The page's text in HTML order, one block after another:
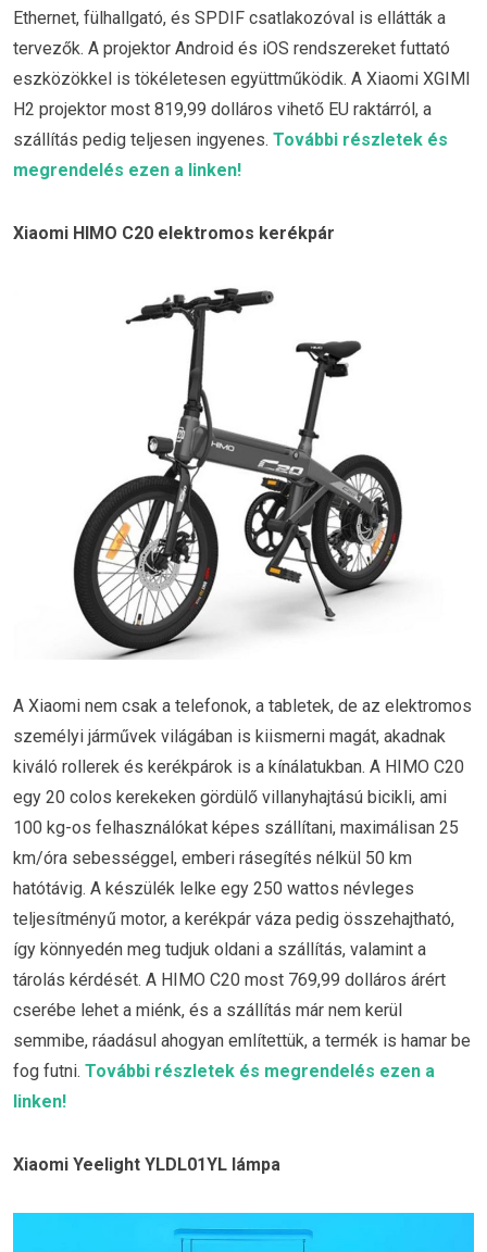
Ethernet, fülhallgató, és SPDIF csatlakozóval is ellátták a
tervezők. A projektor Android és iOS rendszereket futtató
eszközökkel is tökéletesen együttműködik. A Xiaomi XGIMI
H2 projektor most 819,99 dolláros vihető EU raktárról, a
szállítás pedig teljesen ingyenes. További részletek és
megrendelés ezen a linken!
Xiaomi HIMO C20 elektromos kerékpár
A Xiaomi nem csak a telefonok, a tabletek, de az elektromos
személyi járművek világában is kiismerni magát, akadnak
kiváló rollerek és kerékpárok is a kínálatukban. A HIMO C20
egy 20 colos kerekeken gördülő villanyhajtású bicikli, ami
100 kg-os felhasználókat képes szállítani, maximálisan 25
km/óra sebességgel, emberi rásegítés nélkül 50 km
hatótávig. A készülék lelke egy 250 wattos névleges
teljesítményű motor, a kerékpár váza pedig összehajtható,
így könnyedén meg tudjuk oldani a szállítás, valamint a
tárolás kérdését. A HIMO C20 most 769,99 dolláros árért
cserébe lehet a miénk, és a szállítás már nem kerül
semmibe, ráadásul ahogyan említettük, a termék is hamar be
fog futni. További részletek és megrendelés ezen a
linken!
Xiaomi Yeelight YLDL01YL lámpa